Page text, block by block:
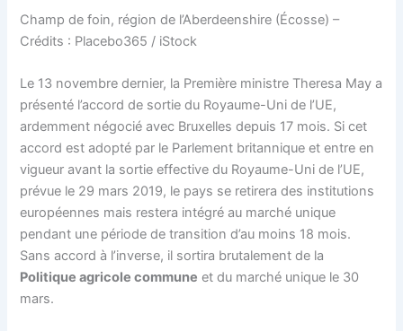
Champ de foin, région de l’Aberdeenshire (Écosse) –
Crédits : Placebo365 / iStock
Le 13 novembre dernier, la Première ministre Theresa May a
présenté l’accord de sortie du Royaume-Uni de l’UE,
ardemment négocié avec Bruxelles depuis 17 mois. Si cet
accord est adopté par le Parlement britannique et entre en
vigueur avant la sortie effective du Royaume-Uni de l’UE,
prévue le 29 mars 2019, le pays se retirera des institutions
européennes mais restera intégré au marché unique
pendant une période de transition d’au moins 18 mois.
Sans accord à l’inverse, il sortira brutalement de la
Politique agricole commune et du marché unique le 30
mars.